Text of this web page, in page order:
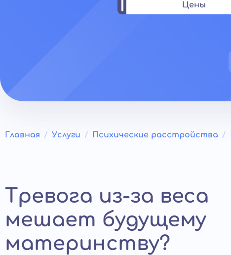
Цены
Главная Услуги Психические расстройства
Тревога из-за веса
мешает будущему
материнству?